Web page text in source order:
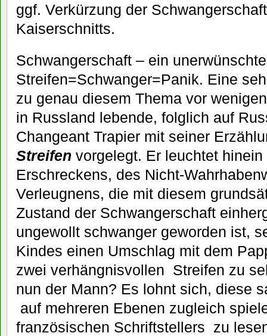
ggf. Verkürzung der
Kaiserschnitts.
Schwangerschaft – ein
Streifen=Schwanger=Panik. Eine
zu genau diesem Thema vor
in Russland lebende, folglich auf
Changeant Trapier mit seiner
Streifen vorgelegt. Er leuchtet
Erschreckens, des Nicht-
Verleugnens, die mit diesem
Zustand der Schwangerschaft
ungewollt schwanger geworden ist,
Kindes einen Umschlag mit dem
zwei verhängnisvollen Streifen zu
nun der Mann? Es lohnt sich, diese
auf mehreren Ebenen zugleich
französischen Schriftstellers zu